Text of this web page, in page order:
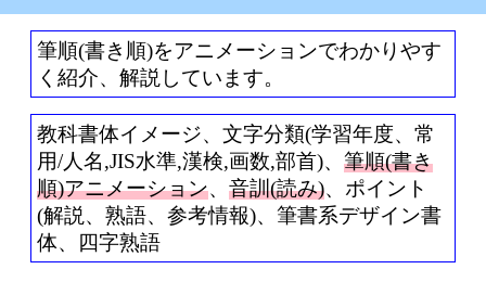
筆順(書き順)をアニメーションでわかりやす
く紹介、解説しています。
教科書体イメージ、文字分類(学習年度、常
用/人名,JIS水準,漢検,画数,部首)、 筆順(書き
順)アニメーション、 音訓(読み)、ポイント
(解説、熟語、参考情報)、筆書系デザイン書
体、四字熟語